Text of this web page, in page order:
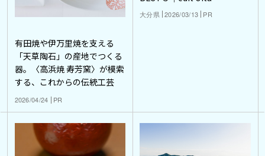
有田焼や伊万里焼を支える
「天草陶石」の産地でつくる
器。〈高浜焼 寿芳窯〉が模索
する、これからの伝統工芸
2026/04/24 PR
大分県 2026/03/13 PR